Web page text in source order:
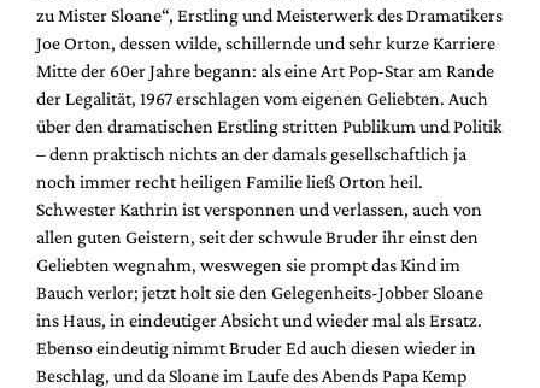
zu Mister Sloane“, Erstling und Meisterwerk des Dramatikers
Joe Orton, dessen wilde, schillernde und sehr kurze Karriere
Mitte der 60er Jahre begann: als eine Art Pop-Star am Rande
der Legalität, 1967 erschlagen vom eigenen Geliebten. Auch
über den dramatischen Erstling stritten Publikum und Politik
– denn praktisch nichts an der damals gesellschaftlich ja
noch immer recht heiligen Familie ließ Orton heil.
Schwester Kathrin ist versponnen und verlassen, auch von
allen guten Geistern, seit der schwule Bruder ihr einst den
Geliebten wegnahm, weswegen sie prompt das Kind im
Bauch verlor; jetzt holt sie den Gelegenheits-Jobber Sloane
ins Haus, in eindeutiger Absicht und wieder mal als Ersatz.
Ebenso eindeutig nimmt Bruder Ed auch diesen wieder in
Beschlag, und da Sloane im Laufe des Abends Papa Kemp